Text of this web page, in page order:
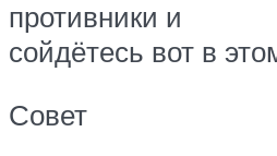
противники и
сойдётесь вот в
Совет